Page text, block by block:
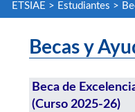
ETSIAE > Estudiantes >
Becas y
Beca de
(Curso 2025-26)